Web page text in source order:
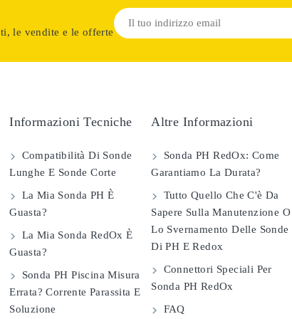
le vendite e le offerte
Informazioni Tecniche
Compatibilità Di Sonde
Lunghe E Sonde Corte
La Mia Sonda PH È
Guasta?
La Mia Sonda RedOx È
Guasta?
Sonda PH Piscina Misura
Errata? Corrente Parassita E
Soluzione
Altre Informazioni
Sonda PH RedOx: Come
Garantiamo La Durata?
Tutto Quello Che C'è Da
Sapere Sulla Manutenzione O
Lo Svernamento Delle Sonde
Di PH E Redox
Connettori Speciali Per
Sonda PH RedOx
FAQ